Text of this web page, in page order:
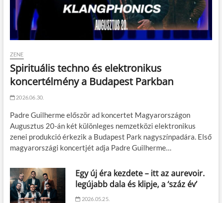
ZENE
Spirituális techno és elektronikus
koncertélmény a Budapest Parkban
2026.06.30.
Padre Guilherme először ad koncertet Magyarországon
Augusztus 20-án két különleges nemzetközi elektronikus
zenei produkció érkezik a Budapest Park nagyszínpadára. Első
magyarországi koncertjét adja Padre Guilherme…
Egy új éra kezdete – itt az aurevoir.
legújabb dala és klipje, a ‘száz év’
2026.05.25.